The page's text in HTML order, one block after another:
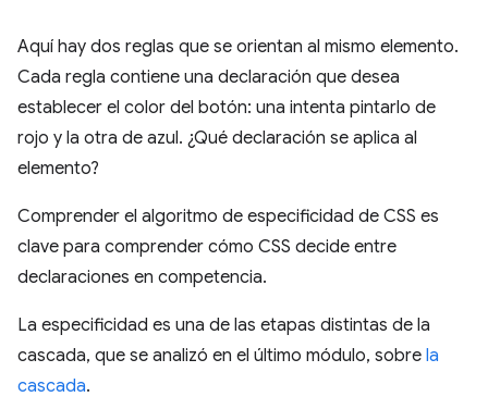
Aquí hay dos reglas que se orientan al mismo elemento.
Cada regla contiene una declaración que desea
establecer el color del botón: una intenta pintarlo de
rojo y la otra de azul. ¿Qué declaración se aplica al
elemento?
Comprender el algoritmo de especificidad de CSS es
clave para comprender cómo CSS decide entre
declaraciones en competencia.
La especificidad es una de las etapas distintas de la
cascada, que se analizó en el último módulo, sobre la
cascada.